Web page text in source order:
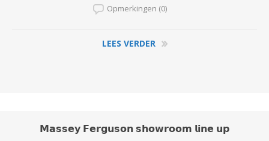
Opmerkingen (0)
LEES VERDER
𝗠𝗮𝘀𝘀𝗲𝘆 𝗙𝗲𝗿𝗴𝘂𝘀𝗼𝗻 𝘀𝗵𝗼𝘄𝗿𝗼𝗼𝗺 𝗹𝗶𝗻𝗲 𝘂𝗽